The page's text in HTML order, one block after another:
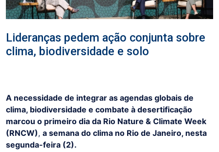
Lideranças pedem ação conjunta sobre
clima, biodiversidade e solo
A necessidade de integrar as agendas globais de
clima, biodiversidade e combate à desertificação
marcou o primeiro dia da Rio Nature & Climate Week
(RNCW), a semana do clima no Rio de Janeiro, nesta
segunda-feira (2).